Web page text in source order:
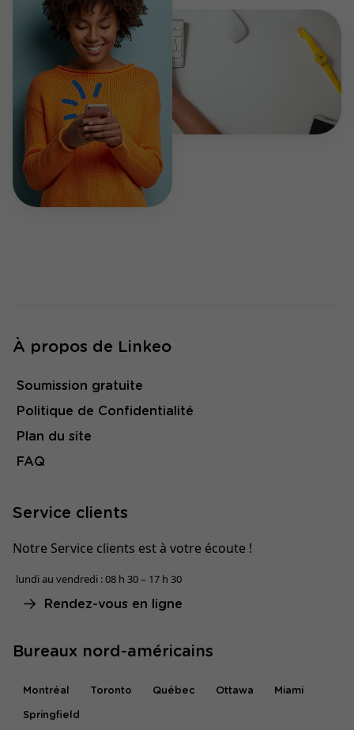
À propos de Linkeo
Soumission gratuite
Politique de Confidentialité
Plan du site
FAQ
Service clients
Notre Service clients est à votre écoute !
lundi au vendredi : 08 h 30 – 17 h 30
Rendez-vous en ligne
Bureaux nord-américains
Montréal Toronto Québec Ottawa Miami
Springfield